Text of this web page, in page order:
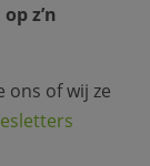
z’n
ons of wij ze